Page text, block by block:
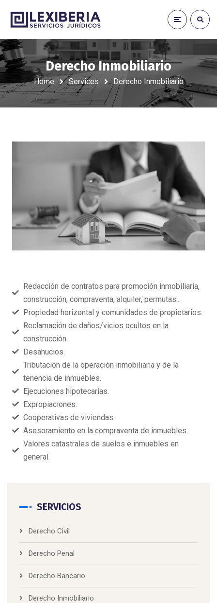
Derecho Inmobiliario
Home Services Derecho Inmobiliario
Redacción de contratos para promoción inmobiliaria,
construcción, compraventa, alquiler, permutas...
Propiedad horizontal y comunidades de propietarios.
Reclamación de daños/vicios ocultos en la
construcción.
Desahucios.
Tributación de la operación inmobiliaria y de la
tenencia de inmuebles.
Ejecuciones hipotecarias.
Expropiaciones.
Cooperativas de viviendas.
Asesoramiento en la compraventa de inmuebles.
Valores catastrales de suelos e inmuebles en
general.
SERVICIOS
Derecho Civil
Derecho Penal
Derecho Bancario
Derecho Inmobiliario